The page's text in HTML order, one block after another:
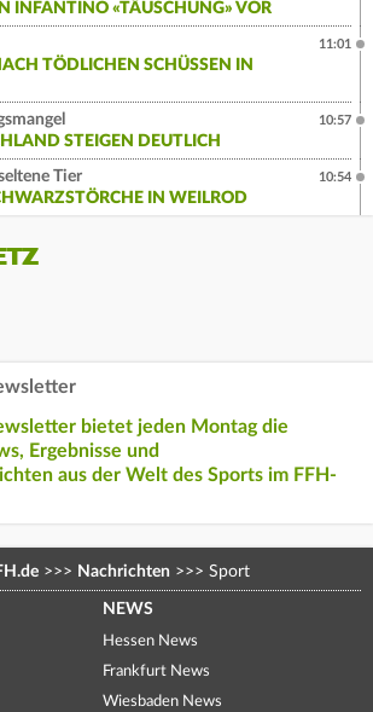
INFANTINO «TÄUSCHUNG» VOR
TÖDLICHEN SCHÜSSEN IN
11:01
STEIGEN DEUTLICH
10:57
Tier
IN WEILROD
10:54
bietet jeden Montag die
Ergebnisse und
aus der Welt des Sports im FFH-
>>> Nachrichten >>> Sport
NEWS
Hessen News
Frankfurt News
Wiesbaden News